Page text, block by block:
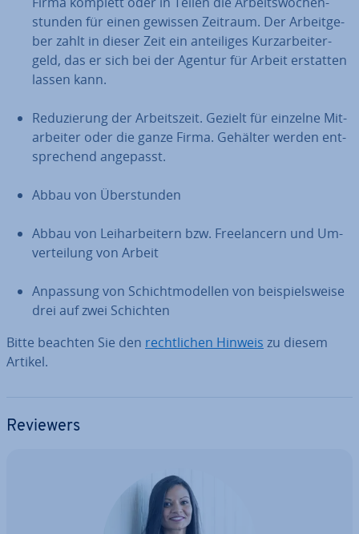
stun­den für einen gewissen Zeitraum. Der Ar­beit­ge­
ber zahlt in dieser Zeit ein an­tei­li­ges Kurz­ar­bei­ter­
geld, das er sich bei der Agentur für Arbeit erstatten
lassen kann.
Re­du­zie­rung der Ar­beits­zeit. Gezielt für einzelne Mit­
ar­bei­ter oder die ganze Firma. Gehälter werden ent­
spre­chend angepasst.
Abbau von Über­stun­den
Abbau von Leih­ar­bei­tern bzw. Free­lan­cern und Um­
ver­tei­lung von Arbeit
Anpassung von Schicht­mo­del­len von bei­spiels­wei­se
drei auf zwei Schichten
Bitte beachten Sie den recht­li­chen Hinweis zu diesem
Artikel.
Reviewers